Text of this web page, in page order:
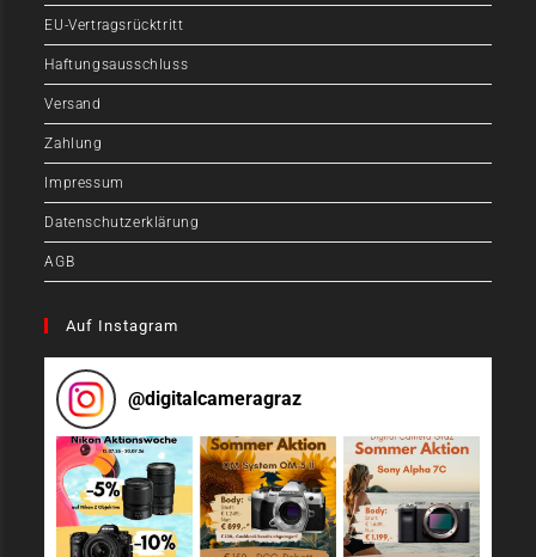
EU-Vertragsrücktritt
Haftungsausschluss
Versand
Zahlung
Impressum
Datenschutzerklärung
AGB
Auf Instagram
@digitalcameragraz